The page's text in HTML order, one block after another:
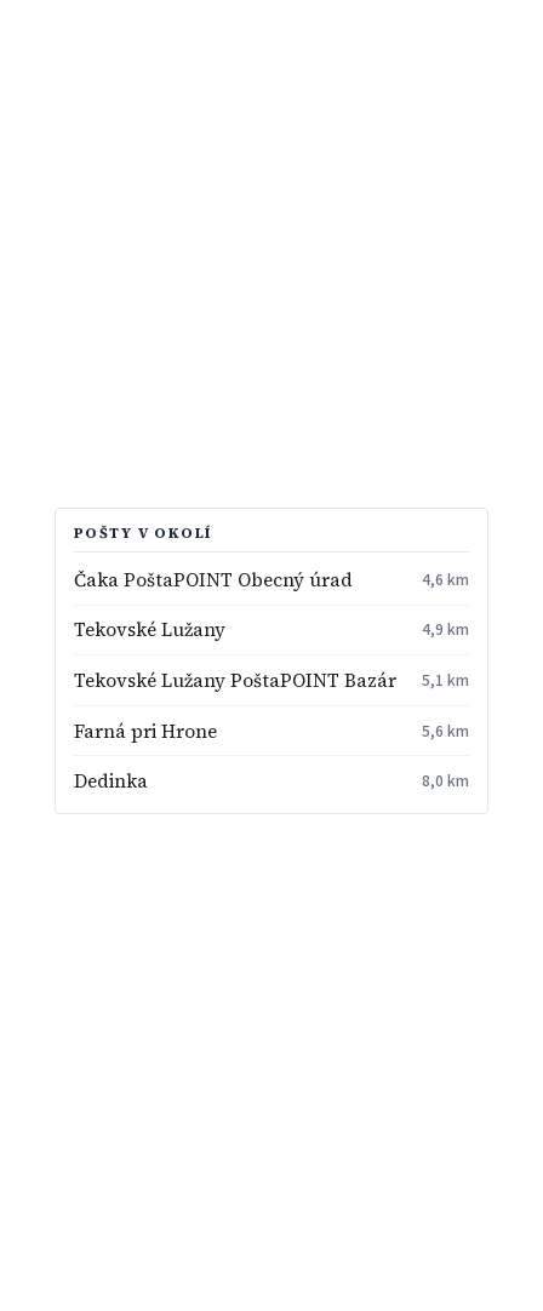
POŠTY V OKOLÍ
Čaka PoštaPOINT Obecný úrad 4,6 km
Tekovské Lužany 4,9 km
Tekovské Lužany PoštaPOINT Bazár 5,1 km
Farná pri Hrone 5,6 km
Dedinka 8,0 km